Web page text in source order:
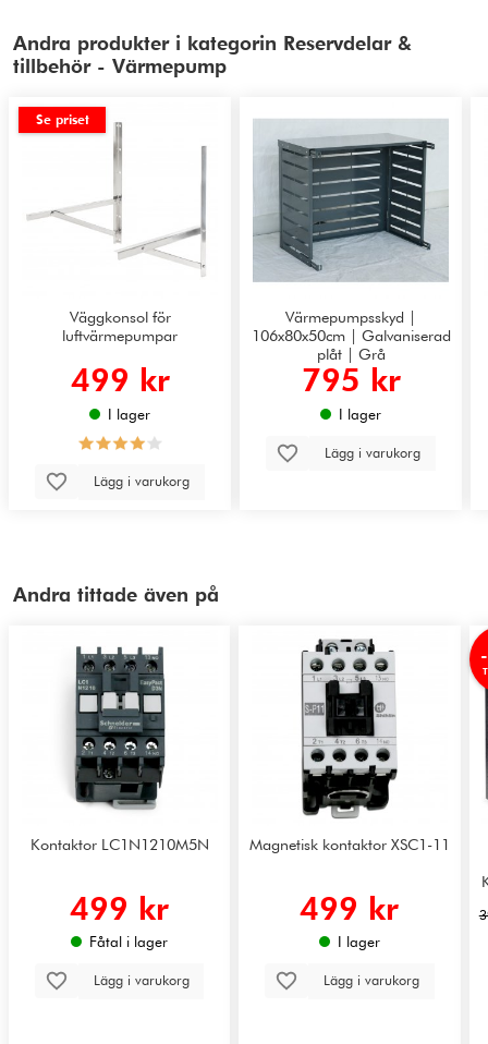
Andra produkter i kategorin Reservdelar &
tillbehör - Värmepump
Se priset
Väggkonsol för
luftvärmepumpar
499 kr
I lager
Lägg i varukorg
Värmepumpsskyd |
106x80x50cm | Galvaniserad
plåt | Grå
795 kr
I lager
Lägg i varukorg
Andra tittade även på
Kontaktor LC1N1210M5N
499 kr
Fåtal i lager
Lägg i varukorg
Magnetisk kontaktor XSC1-11
499 kr
I lager
Lägg i varukorg